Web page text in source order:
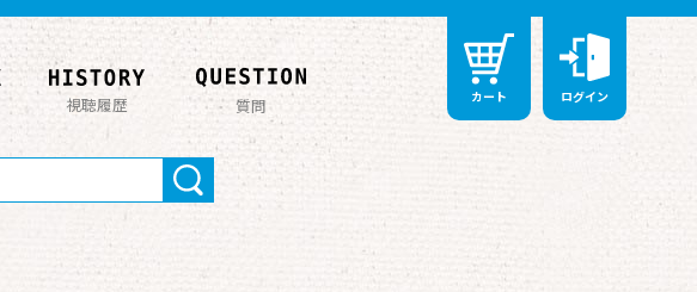
視聴履歴 質問 カート ログイン